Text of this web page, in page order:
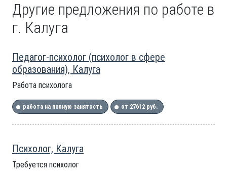
Другие предложения по работе в
г. Калуга
Педагог-психолог (психолог в сфере
образования), Калуга
Работа психолога
работа на полную занятость от 27612 руб.
Психолог, Калуга
Требуется психолог